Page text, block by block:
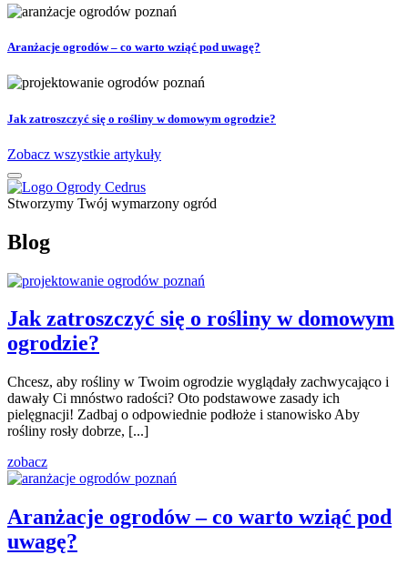
Aranżacje ogrodów – co warto wziąć pod uwagę?
Jak zatroszczyć się o rośliny w domowym ogrodzie?
Zobacz wszystkie artykuły
Stworzymy Twój wymarzony ogród
Blog
Jak zatroszczyć się o rośliny w domowym
ogrodzie?
Chcesz, aby rośliny w Twoim ogrodzie wyglądały zachwycająco i
dawały Ci mnóstwo radości? Oto podstawowe zasady ich
pielęgnacji! Zadbaj o odpowiednie podłoże i stanowisko Aby
rośliny rosły dobrze, [...]
zobacz
Aranżacje ogrodów – co warto wziąć pod
uwagę?